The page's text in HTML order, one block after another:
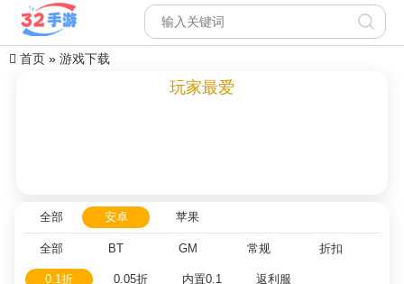
首页 » 游戏下载
玩家最爱
全部 安卓 苹果
全部 BT GM 常规 折扣
0.1折 0.05折 内置0.1 返利服